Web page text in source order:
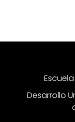
Desarrollo